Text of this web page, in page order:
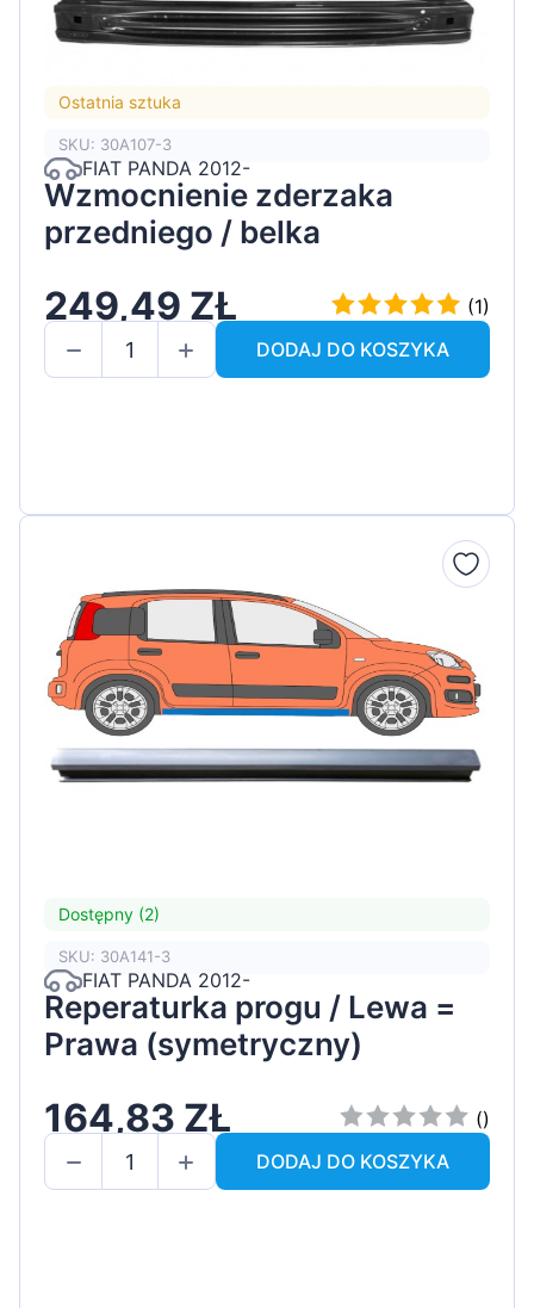
Ostatnia sztuka
SKU: 30A107-3
FIAT PANDA 2012-
Wzmocnienie zderzaka
przedniego / belka
249,49 ZŁ
(1)
DODAJ DO KOSZYKA
Dostępny (2)
SKU: 30A141-3
FIAT PANDA 2012-
Reperaturka progu / Lewa =
Prawa (symetryczny)
164,83 ZŁ
()
DODAJ DO KOSZYKA